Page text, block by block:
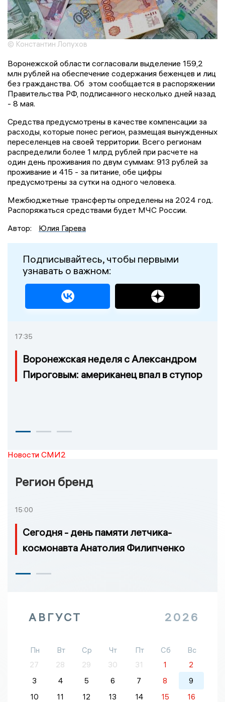
© Константин Лопухов
Воронежской области согласовали выделение 159,2
млн рублей на обеспечение содержания беженцев и лиц
без гражданства. Об этом сообщается в распоряжении
Правительства РФ, подписанного несколько дней назад
- 8 мая.
Средства предусмотрены в качестве компенсации за
расходы, которые понес регион, размещая вынужденных
переселенцев на своей территории. Всего регионам
распределили более 1 млрд рублей при расчете на
один день проживания по двум суммам: 913 рублей за
проживание и 415 - за питание, обе цифры
предусмотрены за сутки на одного человека.
Межбюджетные трансферты определены на 2024 год.
Распоряжаться средствами будет МЧС России.
Автор:
Юлия Гарева
Подписывайтесь, чтобы первыми
узнавать о важном:
17:35
Воронежская неделя с Александром
Пироговым: американец впал в ступор
Новости СМИ2
Регион бренд
15:00
Сегодня - день памяти летчика-
космонавта Анатолия Филипченко
АВГУСТ 2026
Пн Вт Ср Чт Пт Сб
Вс
27
28 29 30 31 1
2
3
4 5 6 7 8
9
10
11 12 13 14 15 16